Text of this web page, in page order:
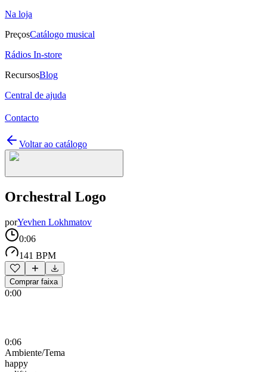
Na loja
PreçosCatálogo musical
Rádios In-store
RecursosBlog
Central de ajuda
Contacto
Voltar ao catálogo
Orchestral Logo
porYevhen Lokhmatov
0:06
141 BPM
Comprar faixa
0:00
0:06
Ambiente/Tema
happy